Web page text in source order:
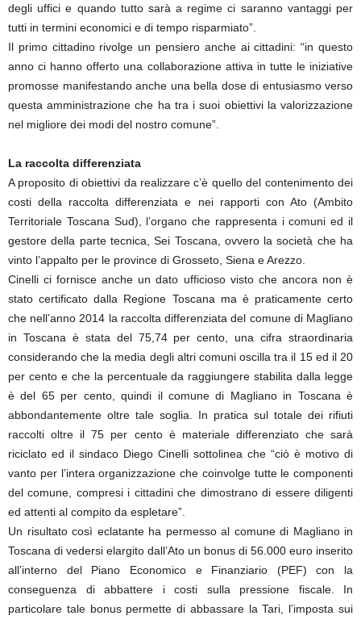
degli uffici e quando tutto sarà a regime ci saranno vantaggi per
tutti in termini economici e di tempo risparmiato”.
Il primo cittadino rivolge un pensiero anche ai cittadini: “in questo
anno ci hanno offerto una collaborazione attiva in tutte le iniziative
promosse manifestando anche una bella dose di entusiasmo verso
questa amministrazione che ha tra i suoi obiettivi la valorizzazione
nel migliore dei modi del nostro comune”.
La raccolta differenziata
A proposito di obiettivi da realizzare c’è quello del contenimento dei
costi della raccolta differenziata e nei rapporti con Ato (Ambito
Territoriale Toscana Sud), l’organo che rappresenta i comuni ed il
gestore della parte tecnica, Sei Toscana, ovvero la società che ha
vinto l’appalto per le province di Grosseto, Siena e Arezzo.
Cinelli ci fornisce anche un dato ufficioso visto che ancora non è
stato certificato dalla Regione Toscana ma è praticamente certo
che nell’anno 2014 la raccolta differenziata del comune di Magliano
in Toscana è stata del 75,74 per cento, una cifra straordinaria
considerando che la media degli altri comuni oscilla tra il 15 ed il 20
per cento e che la percentuale da raggiungere stabilita dalla legge
è del 65 per cento, quindi il comune di Magliano in Toscana è
abbondantemente oltre tale soglia. In pratica sul totale dei rifiuti
raccolti oltre il 75 per cento è materiale differenziato che sarà
riciclato ed il sindaco Diego Cinelli sottolinea che “ciò è motivo di
vanto per l’intera organizzazione che coinvolge tutte le componenti
del comune, compresi i cittadini che dimostrano di essere diligenti
ed attenti al compito da espletare”.
Un risultato così eclatante ha permesso al comune di Magliano in
Toscana di vedersi elargito dall’Ato un bonus di 56.000 euro inserito
all’interno del Piano Economico e Finanziario (PEF) con la
conseguenza di abbattere i costi sulla pressione fiscale. In
particolare tale bonus permette di abbassare la Tari, l’imposta sui